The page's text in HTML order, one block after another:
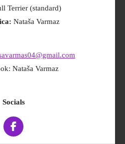
Terrier (standard)
Nataša Varmaz
Nataša Varmaz
Socials
F
a